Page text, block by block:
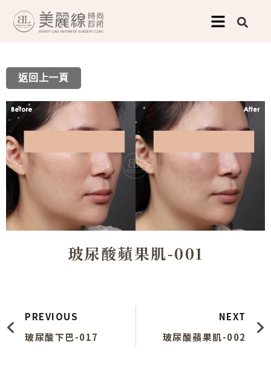
要
內
容
返回上一頁
玻尿酸蘋果肌-001
PREVIOUS
玻尿酸下巴-017
NEXT
玻尿酸蘋果肌-002